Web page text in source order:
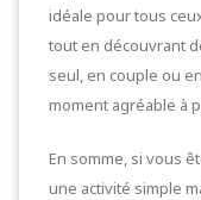
idéale pour tous
tout en découvrant
seul, en couple ou
moment agréable à
En somme, si vous
une activité simple